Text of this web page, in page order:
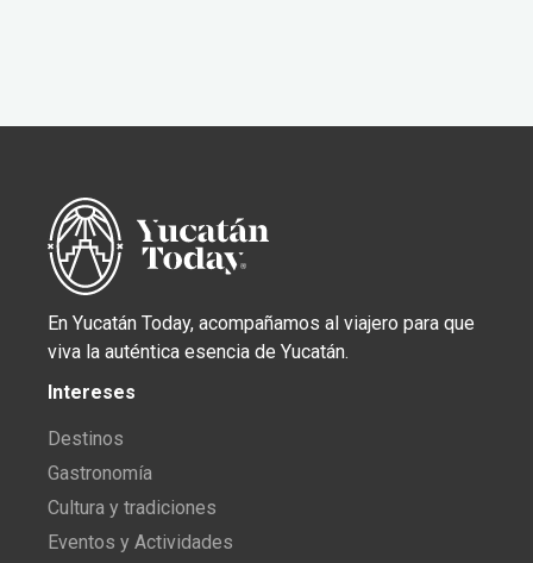
En Yucatán Today, acompañamos al viajero para que
viva la auténtica esencia de Yucatán.
Intereses
Destinos
Gastronomía
Cultura y tradiciones
Eventos y Actividades